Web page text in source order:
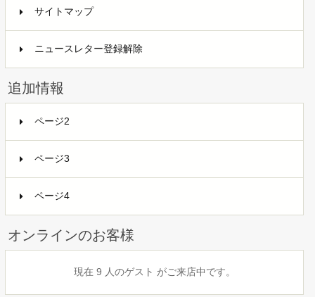
サイトマップ
ニュースレター登録解除
追加情報
ページ2
ページ3
ページ4
オンラインのお客様
現在 9 人のゲスト がご来店中です。